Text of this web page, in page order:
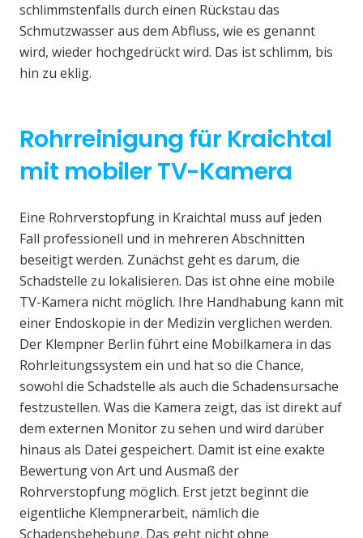
schlimmstenfalls durch einen Rückstau das
Schmutzwasser aus dem Abfluss, wie es genannt
wird, wieder hochgedrückt wird. Das ist schlimm, bis
hin zu eklig.
Rohrreinigung für Kraichtal
mit mobiler TV-Kamera
Eine Rohrverstopfung in Kraichtal muss auf jeden
Fall professionell und in mehreren Abschnitten
beseitigt werden. Zunächst geht es darum, die
Schadstelle zu lokalisieren. Das ist ohne eine mobile
TV-Kamera nicht möglich. Ihre Handhabung kann mit
einer Endoskopie in der Medizin verglichen werden.
Der Klempner Berlin führt eine Mobilkamera in das
Rohrleitungssystem ein und hat so die Chance,
sowohl die Schadstelle als auch die Schadensursache
festzustellen. Was die Kamera zeigt, das ist direkt auf
dem externen Monitor zu sehen und wird darüber
hinaus als Datei gespeichert. Damit ist eine exakte
Bewertung von Art und Ausmaß der
Rohrverstopfung möglich. Erst jetzt beginnt die
eigentliche Klempnerarbeit, nämlich die
Schadensbehebung. Das geht nicht ohne